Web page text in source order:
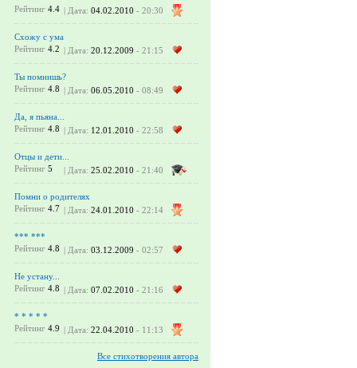
Рейтинг 4.4 | Дата: 04.02.2010 - 20:30
Схожу с ума
Рейтинг 4.2 | Дата: 20.12.2009 - 21:15
Ты помнишь?
Рейтинг 4.8 | Дата: 06.05.2010 - 08:49
Да, я пьяна...
Рейтинг 4.8 | Дата: 12.01.2010 - 22:58
Отцы и дети...
Рейтинг 5 | Дата: 25.02.2010 - 21:40
Помни о родителях
Рейтинг 4.7 | Дата: 24.01.2010 - 22:14
*** ***
Рейтинг 4.8 | Дата: 03.12.2009 - 02:57
Не устану...
Рейтинг 4.8 | Дата: 07.02.2010 - 21:16
* * * * *
Рейтинг 4.9 | Дата: 22.04.2010 - 11:13
Все стихотворения автора